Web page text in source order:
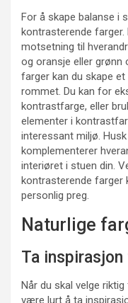
For å skape balanse i
kontrasterende
motsetning til
og oransje eller grønn
farger kan du skape
rommet. Du kan for
kontrastfarge, eller
elementer i
interessant miljø.
komplementerer
interiøret i stuen din.
kontrasterende farger
personlig preg.
Naturlige
Ta
Når du skal velge
være lurt å ta